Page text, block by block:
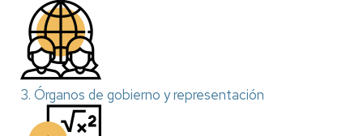
3. Órganos de gobierno y representación